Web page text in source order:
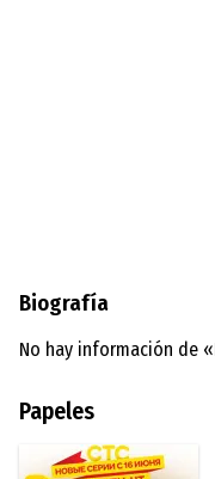
Biografía
No hay información de «
Papeles